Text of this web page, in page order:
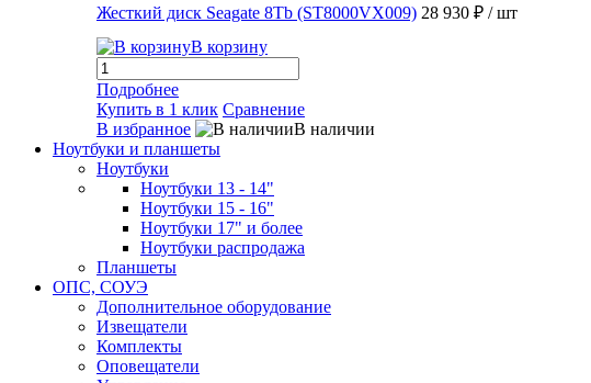
Жесткий диск Seagate 8Tb (ST8000VX009) 28 930 ₽ / шт
В корзину
Подробнее
Купить в 1 клик Сравнение
В избранное
В наличии
Ноутбуки и планшеты
Ноутбуки
Ноутбуки 13 - 14"
Ноутбуки 15 - 16"
Ноутбуки 17" и более
Ноутбуки распродажа
Планшеты
ОПС, СОУЭ
Дополнительное оборудование
Извещатели
Комплекты
Оповещатели